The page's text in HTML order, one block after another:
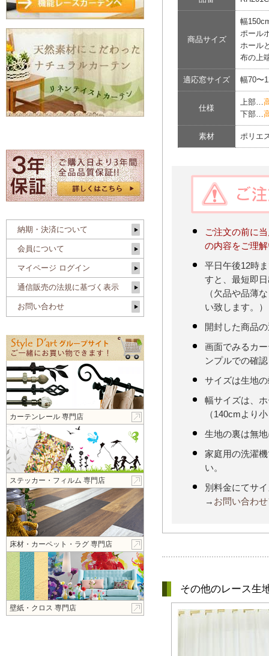
商品サイズ
幅
ポール
ホール
布の上
適応窓サイズ 幅70〜
仕様
上部…
下部…
素材 ポリエ
ご注文の前に
の内容をご理
平日午後12時
すと、最短即
（欠品や品薄
い致します。）
開封した商品
画面でみるカ
ンプルでの確
サイズは生地
幅サイズは、
（140cmより
生地の裏は無
家庭用の洗濯
い。
別料金にてサ
→ お問い合わ
その他のレース生
納期・決済について
会員について
マイページ ログイン
通信販売の法規に基づく表示
お問い合わせ
カーテンレール 専門店
ステッカー・フィルム 専門店
床材・カーペット・ラグ 専門店
壁紙・クロス 専門店